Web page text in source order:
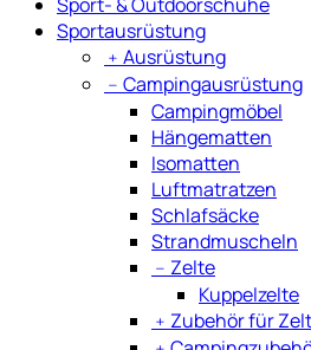
Sportausrüstung
﹢ Ausrüstung
﹣ Campingausrüstung
Campingmöbel
Hängematten
Isomatten
Luftmatratzen
Schlafsäcke
Strandmuscheln
﹣ Zelte
Kuppelzelte
﹢ Zubehör für